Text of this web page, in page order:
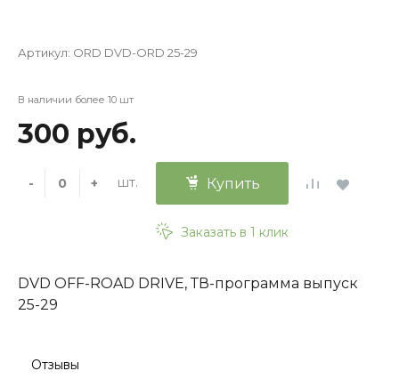
Артикул: ORD DVD-ORD 25-29
В наличии более 10 шт
300 руб.
- + шт. Купить
Заказать в 1 клик
DVD OFF-ROAD DRIVE, ТВ-программа выпуск
25-29
Отзывы